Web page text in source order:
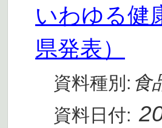
いわゆる健
県発表）
資料種別: 食
資料日付: